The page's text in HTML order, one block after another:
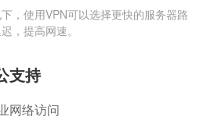
，使用VPN可以选择更快的服务器路
，提高网速。
支持
网络访问